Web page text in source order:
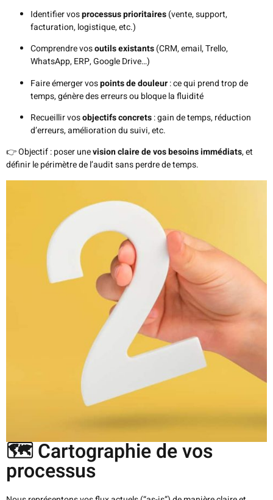
Identifier vosprocessus prioritaires(vente, support,
facturation, logistique, etc.)
Comprendre vosoutils existants(CRM, email, Trello,
WhatsApp, ERP, Google Drive…)
Faire émerger vospoints de douleur: ce qui prend trop de
temps, génère des erreurs ou bloque la fluidité
Recueillir vosobjectifs concrets: gain de temps, réduction
d’erreurs, amélioration du suivi, etc.
👉 Objectif : poser unevision claire de vos besoins immédiats, et
définir le périmètre de l’audit sans perdre de temps.
🗺️ Cartographie de vos
processus